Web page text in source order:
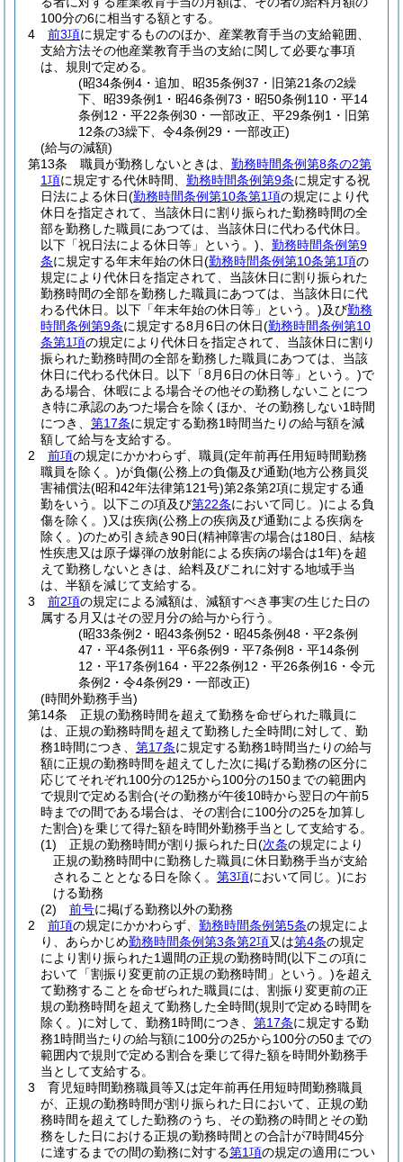
100分の6に相当する額とする。
4
前3項に規定するもののほか、産業教育手当の支給範囲、
支給方法その他産業教育手当の支給に関して必要な事項
は、規則で定める。
(昭34条例4・追加、昭35条例37・旧第21条の2繰
下、昭39条例1・昭46条例73・昭50条例110・平14
条例12・平22条例30・一部改正、平29条例1・旧第
12条の3繰下、令4条例29・一部改正)
(給与の減額)
第13条
職員が勤務しないときは、 勤務時間条例第8条の2第
1項に規定する代休時間、 勤務時間条例第9条に規定する祝
日法による休日(勤務時間条例第10条第1項の規定により代
休日を指定されて、当該休日に割り振られた勤務時間の全
部を勤務した職員にあつては、当該休日に代わる代休日。
以下「祝日法による休日等」という。)
勤務時間条例第9
条に規定する年末年始の休日(勤務時間条例第10条第1項の
規定により代休日を指定されて、当該休日に割り振られた
勤務時間の全部を勤務した職員にあつては、当該休日に代
わる代休日。以下「年末年始の休日等」という。)及び勤務
時間条例第9条に規定する8月6日の休日(勤務時間条例第10
条第1項の規定により代休日を指定されて、当該休日に割り
振られた勤務時間の全部を勤務した職員にあつては、当該
休日に代わる代休日。以下「8月6日の休日等」という。)で
ある場合、休暇による場合その他その勤務しないことにつ
き特に承認のあつた場合を除くほか、その勤務しない1時間
につき、 第17条に規定する勤務1時間当たりの給与額を減
額して給与を支給する。
2
前項の規定にかかわらず、職員(定年前再任用短時間勤務
職員を除く。)が負傷(公務上の負傷及び通勤(地方公務員災
害補償法(昭和42年法律第121号)第2条第2項に規定する通
勤をいう。以下この項及び第22条において同じ。)による負
傷を除く。)又は疾病(公務上の疾病及び通勤による疾病を
除く。)のため引き続き90日(精神障害の場合は180日、結核
性疾患又は原子爆弾の放射能による疾病の場合は1年)を超
えて勤務しないときは、給料及びこれに対する地域手当
は、半額を減じて支給する。
3
前2項の規定による減額は、減額すべき事実の生じた日の
属する月又はその翌月分の給与から行う。
(昭33条例2・昭43条例52・昭45条例48・平2条例
47・平4条例11・平6条例9・平7条例8・平14条例
12・平17条例164・平22条例12・平26条例16・令元
条例2・令4条例29・一部改正)
(時間外勤務手当)
第14条
正規の勤務時間を超えて勤務を命ぜられた職員に
は、正規の勤務時間を超えて勤務した全時間に対して、勤
務1時間につき、 第17条に規定する勤務1時間当たりの給与
額に正規の勤務時間を超えてした次に掲げる勤務の区分に
応じてそれぞれ100分の125から100分の150までの範囲内
で規則で定める割合(その勤務が午後10時から翌日の午前5
時までの間である場合は、その割合に100分の25を加算し
た割合)を乗じて得た額を時間外勤務手当として支給する。
(1)
正規の勤務時間が割り振られた日(次条の規定により
正規の勤務時間中に勤務した職員に休日勤務手当が支給
されることとなる日を除く。 第3項において同じ。)にお
ける勤務
(2)
前号に掲げる勤務以外の勤務
2
前項の規定にかかわらず、 勤務時間条例第5条の規定によ
り、あらかじめ勤務時間条例第3条第2項又は第4条の規定
により割り振られた1週間の正規の勤務時間(以下この項に
おいて「割振り変更前の正規の勤務時間」という。)を超え
て勤務することを命ぜられた職員には、割振り変更前の正
規の勤務時間を超えて勤務した全時間(規則で定める時間を
除く。)に対して、勤務1時間につき、 第17条に規定する勤
務1時間当たりの給与額に100分の25から100分の50までの
範囲内で規則で定める割合を乗じて得た額を時間外勤務手
当として支給する。
3
育児短時間勤務職員等又は定年前再任用短時間勤務職員
が、正規の勤務時間が割り振られた日において、正規の勤
務時間を超えてした勤務のうち、その勤務の時間とその勤
務をした日における正規の勤務時間との合計が7時間45分
に達するまでの間の勤務に対する第1項の規定の適用につい